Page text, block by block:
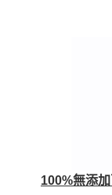
100%無添